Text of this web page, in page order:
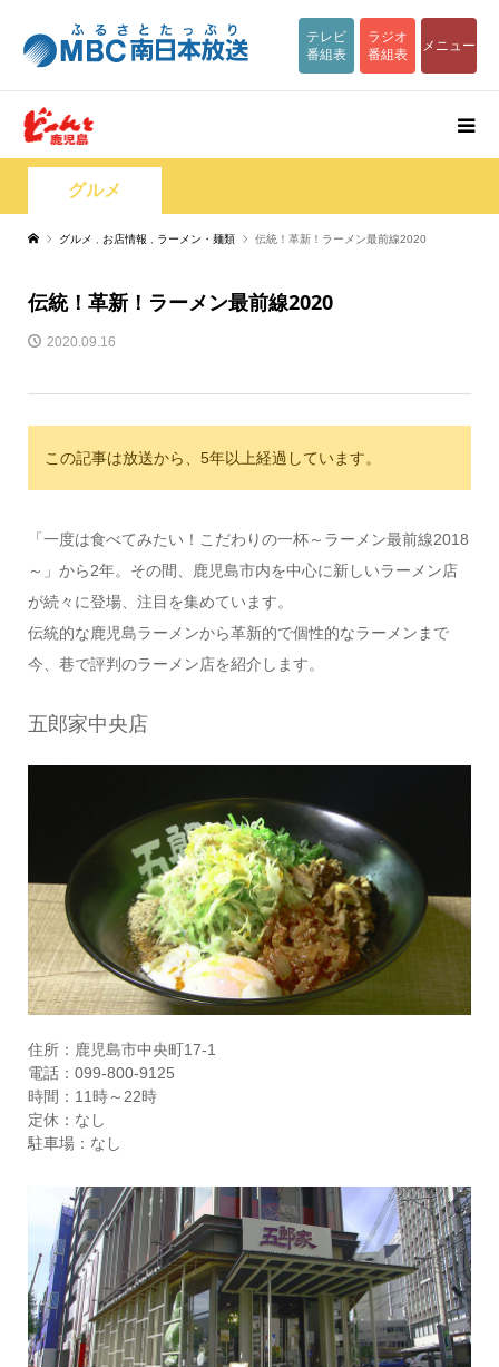
テレビ
番組表
ラジオ
番組表
メニュー
グルメ
グルメ お店情報 ラーメン・麺類 伝統！革新！ラーメン最前線2020
伝統！革新！ラーメン最前線2020
2020.09.16
この記事は放送から、5年以上経過しています。
「一度は食べてみたい！こだわりの一杯～ラーメン最前線2018
～」から2年。その間、鹿児島市内を中心に新しいラーメン店
が続々に登場、注目を集めています。
伝統的な鹿児島ラーメンから革新的で個性的なラーメンまで
今、巷で評判のラーメン店を紹介します。
五郎家中央店
住所：鹿児島市中央町17-1
電話：099-800-9125
時間：11時～22時
定休：なし
駐車場：なし